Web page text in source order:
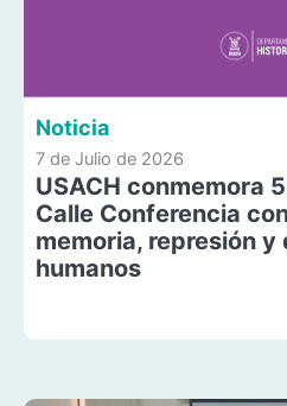
Noticia
7 de Julio de 2026
USACH conmemora
Calle Conferencia
memoria, represión y
humanos